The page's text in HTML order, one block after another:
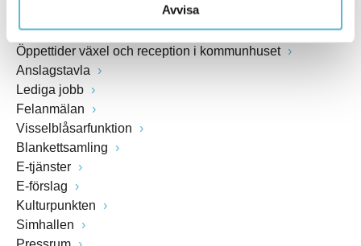
Avvisa
Öppettider växel och reception i kommunhuset
Anslagstavla
Lediga jobb
Felanmälan
Visselblåsarfunktion
Blankettsamling
E-tjänster
E-förslag
Kulturpunkten
Simhallen